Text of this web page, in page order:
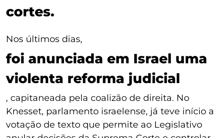
cortes.
Nos últimos dias,
foi anunciada em Israel uma
violenta reforma judicial
, capitaneada pela coalizão de direita. No
Knesset, parlamento israelense, já teve início a
votação de texto que permite ao Legislativo